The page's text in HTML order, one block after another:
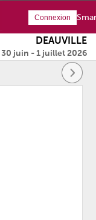
Connexion
DEAUVILLE
30 juin - 1 juillet 2026